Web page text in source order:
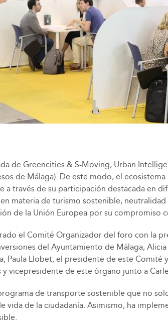
de Greencities & S-Moving, Urban
de Málaga). De este modo, el ecosistema
través de su participación destacada en
materia de turismo sostenible,
de la Unión Europea por su compromiso
el Comité Organizador del foro con la
del Ayuntamiento de Málaga,
Llobet; el presidente de este Comité
y vicepresidente de este órgano junto a
de transporte sostenible que no
vida de la ciudadanía. Asimismo, ha